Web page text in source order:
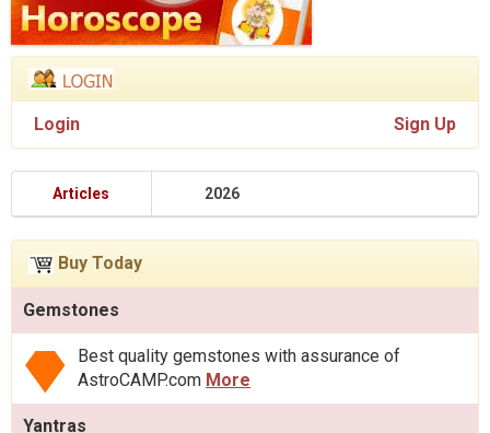
Login Sign Up
Articles 2026
Buy Today
Gemstones
Best quality gemstones with assurance of
AstroCAMP.com More
Yantras